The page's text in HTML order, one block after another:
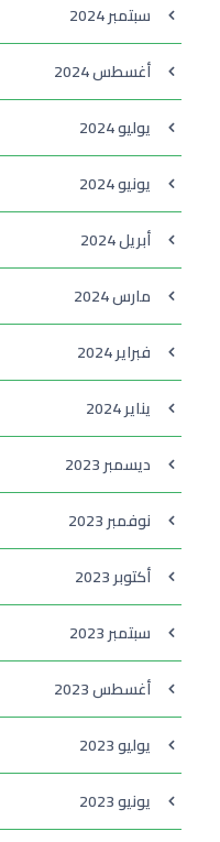
سبتمبر 2024
أغسطس 2024
يوليو 2024
يونيو 2024
أبريل 2024
مارس 2024
فبراير 2024
يناير 2024
ديسمبر 2023
نوفمبر 2023
أكتوبر 2023
سبتمبر 2023
أغسطس 2023
يوليو 2023
يونيو 2023